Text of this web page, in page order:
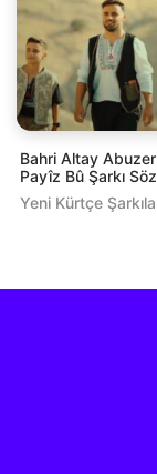
Bahri Altay
Payîz Bû Şarkı
Yeni Kürtçe